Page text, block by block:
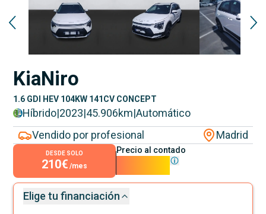
KiaNiro
1.6 GDI HEV 104KW 141CV CONCEPT
Híbrido|2023|45.906km|Automático
Vendido por profesional
Madrid
DESDE SOLO
210€ /mes
Precio al contado
Elige tu financiación